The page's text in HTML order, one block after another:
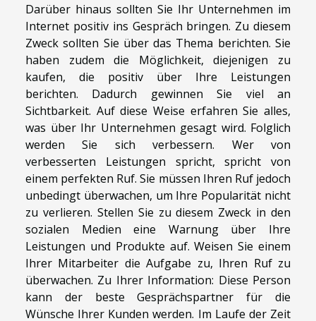
Darüber hinaus sollten Sie Ihr Unternehmen im
Internet positiv ins Gespräch bringen. Zu diesem
Zweck sollten Sie über das Thema berichten. Sie
haben zudem die Möglichkeit, diejenigen zu
kaufen, die positiv über Ihre Leistungen
berichten. Dadurch gewinnen Sie viel an
Sichtbarkeit. Auf diese Weise erfahren Sie alles,
was über Ihr Unternehmen gesagt wird. Folglich
werden Sie sich verbessern. Wer von
verbesserten Leistungen spricht, spricht von
einem perfekten Ruf. Sie müssen Ihren Ruf jedoch
unbedingt überwachen, um Ihre Popularität nicht
zu verlieren. Stellen Sie zu diesem Zweck in den
sozialen Medien eine Warnung über Ihre
Leistungen und Produkte auf. Weisen Sie einem
Ihrer Mitarbeiter die Aufgabe zu, Ihren Ruf zu
überwachen. Zu Ihrer Information: Diese Person
kann der beste Gesprächspartner für die
Wünsche Ihrer Kunden werden. Im Laufe der Zeit